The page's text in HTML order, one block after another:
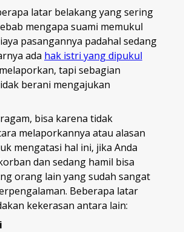
latar belakang yang sering
mengapa suami memukul
pasangannya padahal sedang
ada hak istri yang dipukul
tapi sebagian
berani mengajukan
bisa karena tidak
melaporkannya atau alasan
mengatasi hal ini, jika Anda
dan sedang hamil bisa
orang lain yang sudah sangat
Beberapa latar
kekerasan antara lain: